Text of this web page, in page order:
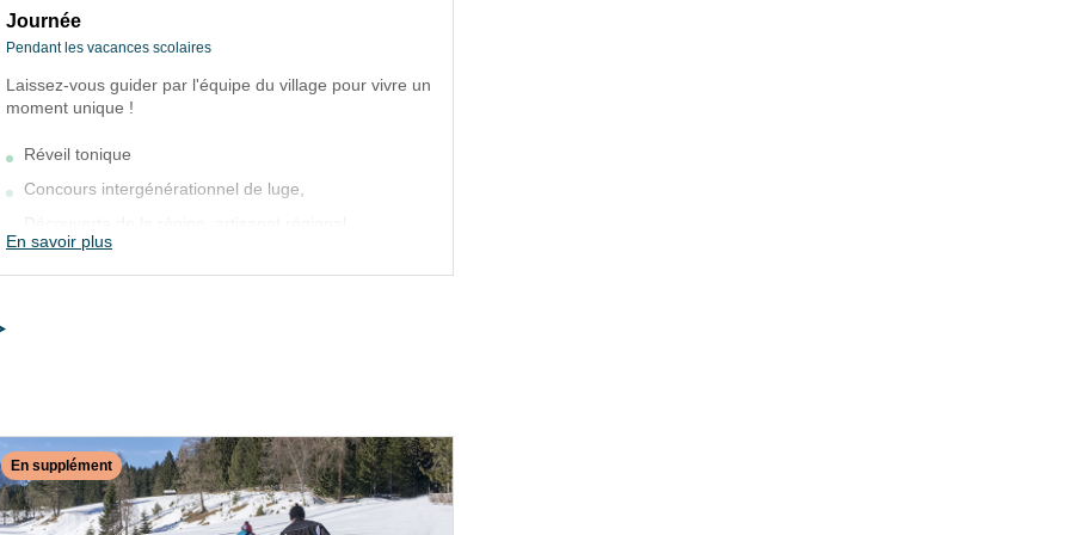
Journée
Pendant les vacances scolaires
Laissez-vous guider par l'équipe du village pour vivre un
moment unique !
Réveil tonique
Concours intergénérationnel de luge,
En savoir plus
Journée
Pendant les vacances scolaires
Laissez-vous guider par l'équipe du village
Sauna
Equipements sportifs en saison : tennis,
En supplément